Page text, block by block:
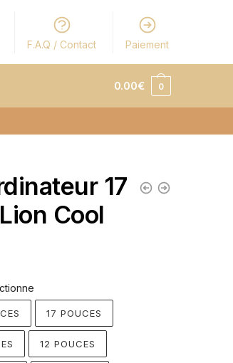
F.A.Q / Contact Paiement
0.00€ 0
17
Cool
17 POUCES
12 POUCES